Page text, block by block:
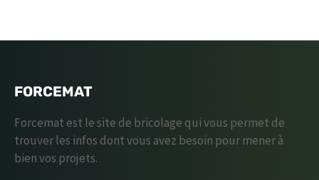
FORCEMAT
Forcemat est le site de bricolage qui vous permet de
trouver les infos dont vous avez besoin pour mener à
bien vos projets.